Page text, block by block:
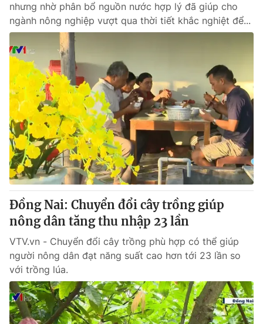
nhưng nhờ phân bổ nguồn nước hợp lý đã giúp cho
ngành nông nghiệp vượt qua thời tiết khắc nghiệt để...
Đồng Nai: Chuyển đổi cây trồng giúp
nông dân tăng thu nhập 23 lần
VTV.vn - Chuyển đổi cây trồng phù hợp có thể giúp
người nông dân đạt năng suất cao hơn tới 23 lần so
với trồng lúa.